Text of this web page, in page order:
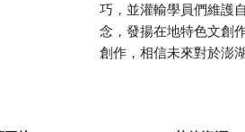
巧，並灌輸學員們維護
念，發揚在地特色文創
創作，相信未來對於澎